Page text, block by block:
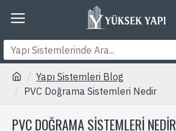
Yapı Sistemleri Blog
PVC Doğrama Sistemleri Nedir
PVC DOĞRAMA SISTEMLERI NEDIR